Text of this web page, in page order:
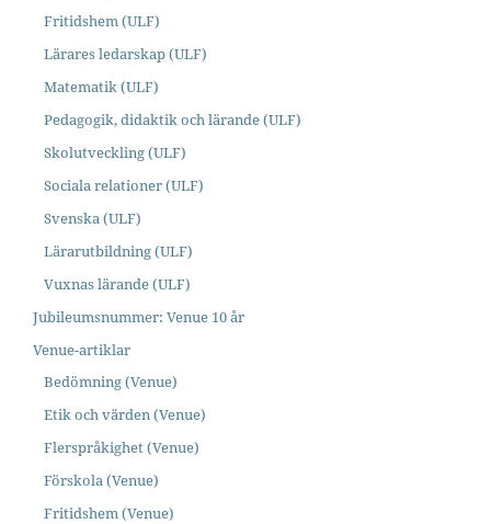
Fritidshem (ULF)
Lärares ledarskap (ULF)
Matematik (ULF)
Pedagogik, didaktik och lärande (ULF)
Skolutveckling (ULF)
Sociala relationer (ULF)
Svenska (ULF)
Lärarutbildning (ULF)
Vuxnas lärande (ULF)
Jubileumsnummer: Venue 10 år
Venue-artiklar
Bedömning (Venue)
Etik och värden (Venue)
Flerspråkighet (Venue)
Förskola (Venue)
Fritidshem (Venue)